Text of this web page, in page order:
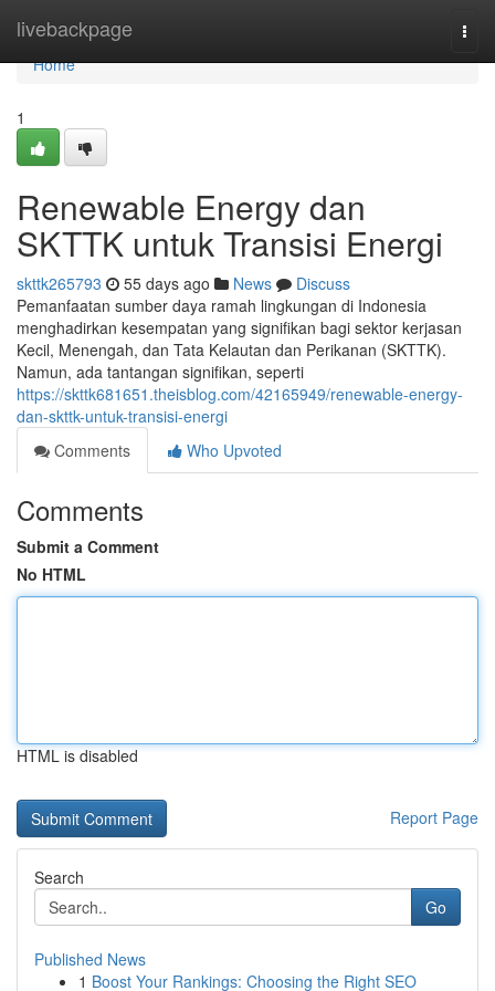
livebackpage
Home
Home
1
Renewable Energy dan
SKTTK untuk Transisi Energi
skttk265793 55 days ago News
Discuss
Pemanfaatan sumber daya ramah lingkungan di Indonesia
menghadirkan kesempatan yang signifikan bagi sektor kerjasan
Kecil, Menengah, dan Tata Kelautan dan Perikanan (SKTTK).
Namun, ada tantangan signifikan, seperti
https://skttk681651.theisblog.com/42165949/renewable-energy-
dan-skttk-untuk-transisi-energi
Comments
Who Upvoted
Comments
Submit a Comment
No HTML
HTML is disabled
Report Page
Search
Go
Published News
1 Boost Your Rankings: Choosing the Right SEO